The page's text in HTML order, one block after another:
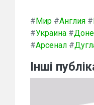
#Мир #Англия #
#Украина #
#Арсенал #
Інші